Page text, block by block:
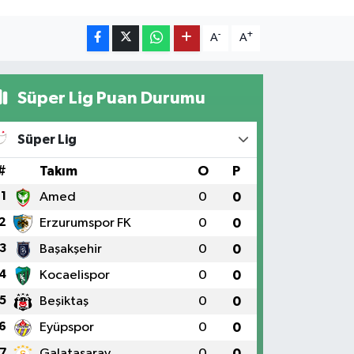
A- A+
Süper Lig Puan Durumu
Süper Lig
Takım O P
1 Amed 0 0
Erzurumspor FK 0 0
3 Başakşehir 0 0
Kocaelispor 0 0
5 Beşiktaş 0 0
Eyüpspor 0 0